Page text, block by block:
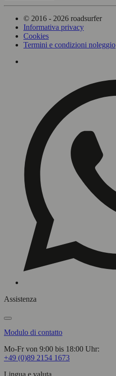
© 2016 - 2026 roadsurfer
Informativa privacy
Cookies
Termini e condizioni noleggio
Assistenza
Modulo di contatto
Mo-Fr von 9:00 bis 18:00 Uhr:
+49 (0)89 2154 1673
Lingua e valuta